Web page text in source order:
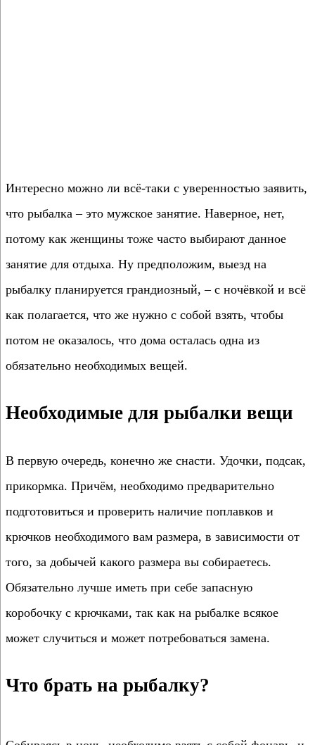
Интересно можно ли всё-таки с уверенностью заявить,
что рыбалка – это мужское занятие. Наверное, нет,
потому как женщины тоже часто выбирают данное
занятие для отдыха. Ну предположим, выезд на
рыбалку планируется грандиозный, – с ночёвкой и всё
как полагается, что же нужно с собой взять, чтобы
потом не оказалось, что дома осталась одна из
обязательно необходимых вещей.
Необходимые для рыбалки вещи
В первую очередь, конечно же снасти. Удочки, подсак,
прикормка. Причём, необходимо предварительно
подготовиться и проверить наличие поплавков и
крючков необходимого вам размера, в зависимости от
того, за добычей какого размера вы собираетесь.
Обязательно лучше иметь при себе запасную
коробочку с крючками, так как на рыбалке всякое
может случиться и может потребоваться замена.
Что брать на рыбалку?